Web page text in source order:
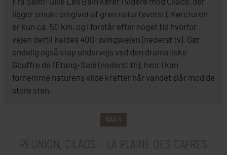
Réunion
Hotel Le Vieux Cep
ligger smukt omgivet af grøn natur (øverst). Køreturen
er kun ca. 50 km, og I forstår efter noget tid hvorfor
vejen dertil kaldes 400-svingsvejen (nederst tv). Gør
endelig også stop undervejs ved den dramatiske
Gouffre de l'Étang-Salé (nederst th), hvor I kan
fornemme naturens vilde krafter når vandet slår mod de
store sten.
DAG 4
RÉUNION, CILAOS – LA PLAINE DES CAFRES